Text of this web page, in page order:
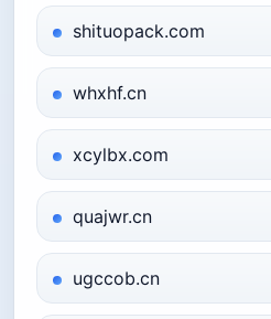
shituopack.com
whxhf.cn
xcylbx.com
quajwr.cn
ugccob.cn